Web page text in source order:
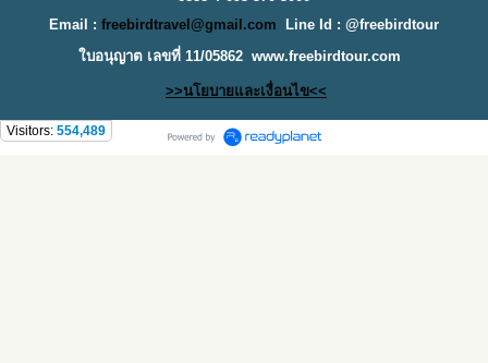
Email : freebirdtravel@gmail.com
Line Id : @freebirdtour
ใบอนุญาต เลขที่ 11/05862 www.freebirdtour.com
>>นโยบายและเงื่อนไข<<
Visitors: 554,489